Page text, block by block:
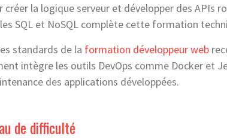
créer la logique serveur et développer des APIs
SQL et NoSQL complète cette formation
standards de la formation développeur web
intègre les outils DevOps comme Docker et
des applications développées.
de difficulté